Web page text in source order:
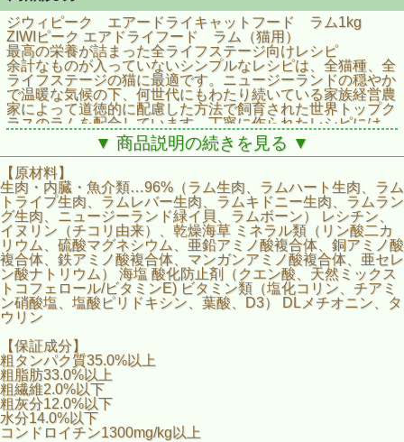
ジウィピーク エアードライキャットフード ラム1kg
ZIWIピーク エアドライフード ラム（猫用）
最高の栄養が詰まった全ライフステージ向けレシピ
余計なものが入っていないシンプルなレシピは、全猫種、全
ライフステージの猫に最適です。ニュージーランドの穏やか
で温暖な気候の下、何世代にもわたり続いている家族経営農
家によって道徳的に配慮した方法で飼育された世界トップク
ラスのラムを配合しています。丁寧に作られたレシピには、
愛猫がのどを鳴らして喜ぶ風味と栄養が詰まっています。
■エアドライ さっとすくってあげるだけ
■肉、内臓、ニュージーランド産緑イ貝
■放し飼いで牧草飼育
■抗生物質、成長ホルモン不使用
■穀類、砂糖、グリセリン不使用
▼ 商品説明の続きを見る ▼
【原材料】
生肉・内臓・魚介類…96%（ラム生肉、ラムハート生肉、ラム
トライプ生肉、ラムレバー生肉、ラムキドニー生肉、ラムラン
グ生肉、ニュージーランド緑イ貝、ラムボーン） レシチン、
イヌリン（チコリ由来）、乾燥海草 ミネラル類（リン酸二カ
リウム、硫酸マグネシウム、亜鉛アミノ酸複合体、銅アミノ酸
複合体、鉄アミノ酸複合体、マンガンアミノ酸複合体、亜セレ
ン酸ナトリウム） 海塩 酸化防止剤（クエン酸、天然ミックス
トコフェロール/ビタミンE) ビタミン類（塩化コリン、チアミ
ン硝酸塩、塩酸ピリドキシン、葉酸、D3） DLメチオニン、タ
ウリン
【保証成分】
粗タンパク質35.0%以上
粗脂肪33.0%以上
粗繊維2.0%以下
粗灰分12.0%以下
水分14.0%以下
コンドロイチン1300mg/kg以上